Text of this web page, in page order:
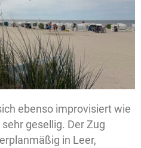
ebenso improvisiert wie
gesellig. Der Zug
in Leer,